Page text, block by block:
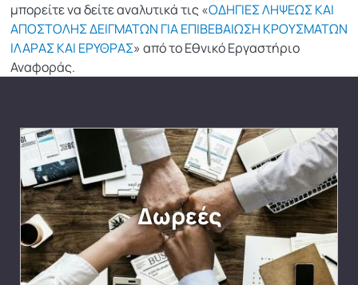
μπορείτε να δείτε αναλυτικά τις «ΟΔΗΓΙΕΣ ΛΗΨΕΩΣ ΚΑΙ
ΑΠΟΣΤΟΛΗΣ ΔΕΙΓΜΑΤΩΝ ΓΙΑ ΕΠΙΒΕΒΑΙΩΣΗ ΚΡΟΥΣΜΑΤΩΝ
ΙΛΑΡΑΣ ΚΑΙ ΕΡΥΘΡΑΣ» από το Εθνικό Εργαστήριο
Αναφοράς.
Δωρεές